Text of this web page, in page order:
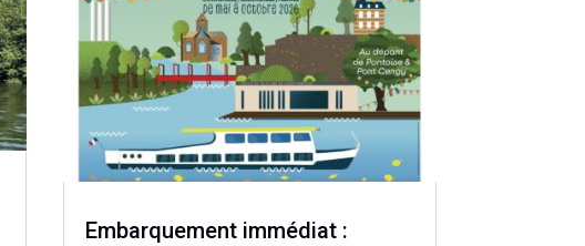
Embarquement immédiat :